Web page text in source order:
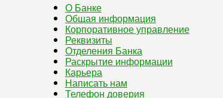
О Банке
Общая информация
Корпоративное управление
Реквизиты
Отделения Банка
Раскрытие информации
Карьера
Написать нам
Телефон доверия